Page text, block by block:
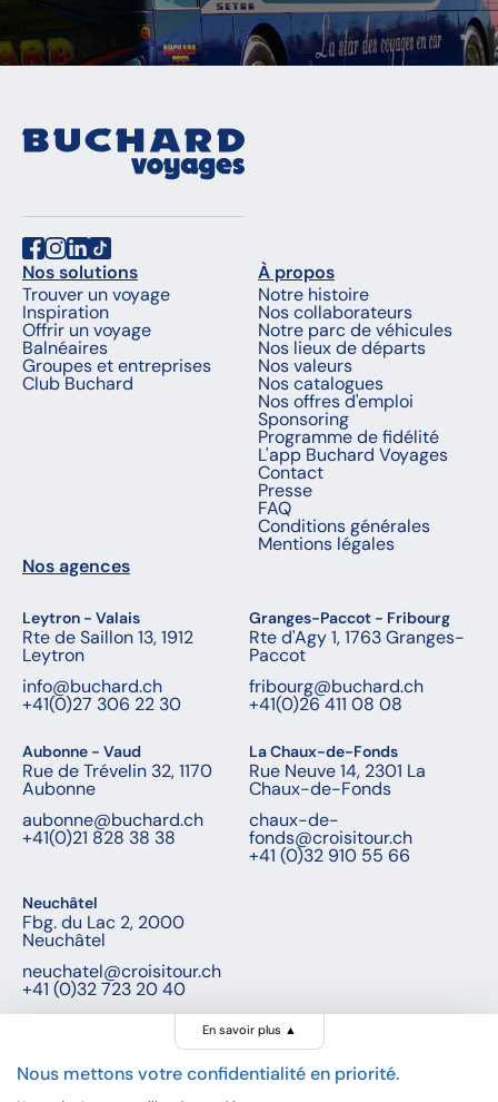
Nos solutions
Trouver un voyage
Inspiration
Offrir un voyage
Balnéaires
Groupes et entreprises
Club Buchard
À propos
Notre histoire
Nos collaborateurs
Notre parc de véhicules
Nos lieux de départs
Nos valeurs
Nos catalogues
Nos offres d'emploi
Sponsoring
Programme de fidélité
L'app Buchard Voyages
Contact
Presse
FAQ
Conditions générales
Mentions légales
Nos agences
Leytron - Valais
Rte de Saillon 13, 1912
Leytron
info@buchard.ch
+41(0)27 306 22 30
Granges-Paccot - Fribourg
Rte d'Agy 1, 1763 Granges-
Paccot
fribourg@buchard.ch
+41(0)26 411 08 08
Aubonne - Vaud
Rue de Trévelin 32, 1170
Aubonne
aubonne@buchard.ch
+41(0)21 828 38 38
La Chaux-de-Fonds
Rue Neuve 14, 2301 La
Chaux-de-Fonds
chaux-de-
fonds@croisitour.ch
+41 (0)32 910 55 66
Neuchâtel
Fbg. du Lac 2, 2000
Neuchâtel
neuchatel@croisitour.ch
+41 (0)32 723 20 40
En savoir plus ▲
Nous mettons votre confidentialité en priorité.